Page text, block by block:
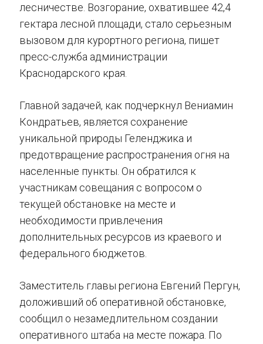
лесничестве. Возгорание, охватившее 42,4
гектара лесной площади, стало серьезным
вызовом для курортного региона, пишет
пресс-служба администрации
Краснодарского края.
Главной задачей, как подчеркнул Вениамин
Кондратьев, является сохранение
уникальной природы Геленджика и
предотвращение распространения огня на
населенные пункты. Он обратился к
участникам совещания с вопросом о
текущей обстановке на месте и
необходимости привлечения
дополнительных ресурсов из краевого и
федерального бюджетов.
Заместитель главы региона Евгений Пергун,
доложивший об оперативной обстановке,
сообщил о незамедлительном создании
оперативного штаба на месте пожара. По